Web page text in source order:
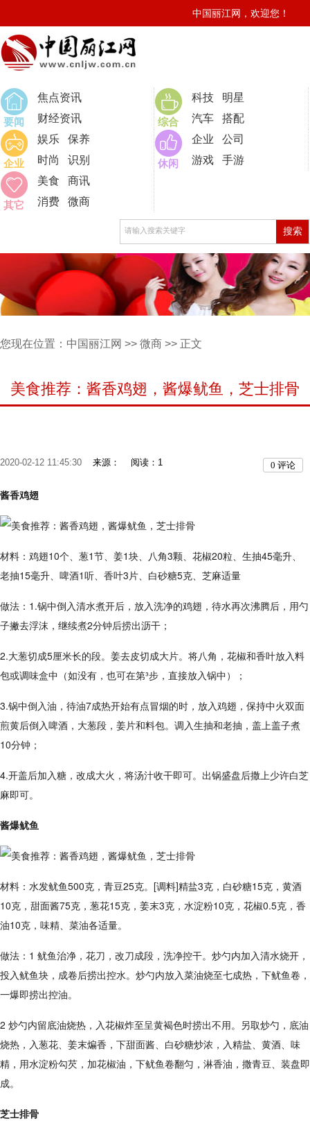
中国丽江网，欢迎您！
要闻
焦点资讯
财经资讯
综合
科技
明星
汽车
搭配
企业
娱乐
保养
时尚
识别 休闲
企业
公司
游戏
手游
其它
美食
商讯
消费
微商
您现在位置： 中国丽江网 >> 微商 >> 正文
美食推荐：酱香鸡翅，酱爆鱿鱼，芝士排骨
2020-02-12 11:45:30 来源： 阅读：1 0 评论
酱香鸡翅
材料：鸡翅10个、葱1节、姜1块、八角3颗、花椒20粒、生抽45毫升、
老抽15毫升、啤酒1听、香叶3片、白砂糖5克、芝麻适量
做法：1.锅中倒入清水煮开后，放入洗净的鸡翅，待水再次沸腾后，用勺
子撇去浮沫，继续煮2分钟后捞出沥干；
2.大葱切成5厘米长的段。姜去皮切成大片。将八角，花椒和香叶放入料
包或调味盒中（如没有，也可在第³步，直接放入锅中）；
3.锅中倒入油，待油7成热开始有点冒烟的时，放入鸡翅，保持中火双面
煎黄后倒入啤酒，大葱段，姜片和料包。调入生抽和老抽，盖上盖子煮
10分钟；
4.开盖后加入糖，改成大火，将汤汁收干即可。出锅盛盘后撒上少许白芝
麻即可。
酱爆鱿鱼
材料：水发鱿鱼500克，青豆25克。[调料]精盐3克，白砂糖15克，黄酒
10克，甜面酱75克，葱花15克，姜末3克，水淀粉10克，花椒0.5克，香
油10克，味精、菜油各适量。
做法：1 鱿鱼治净，花刀，改刀成段，洗净控干。炒勺内加入清水烧开，
投入鱿鱼块，成卷后捞出控水。炒勺内放入菜油烧至七成热，下鱿鱼卷，
一爆即捞出控油。
2 炒勺内留底油烧热，入花椒炸至呈黄褐色时捞出不用。另取炒勺，底油
烧热，入葱花、姜末煸香，下甜面酱、白砂糖炒浓，入精盐、黄酒、味
精，用水淀粉勾芡，加花椒油，下鱿鱼卷翻匀，淋香油，撒青豆、装盘即
成。
芝士排骨